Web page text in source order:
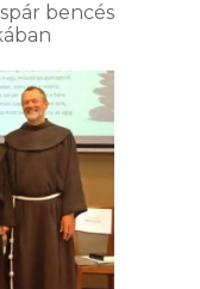
bencés